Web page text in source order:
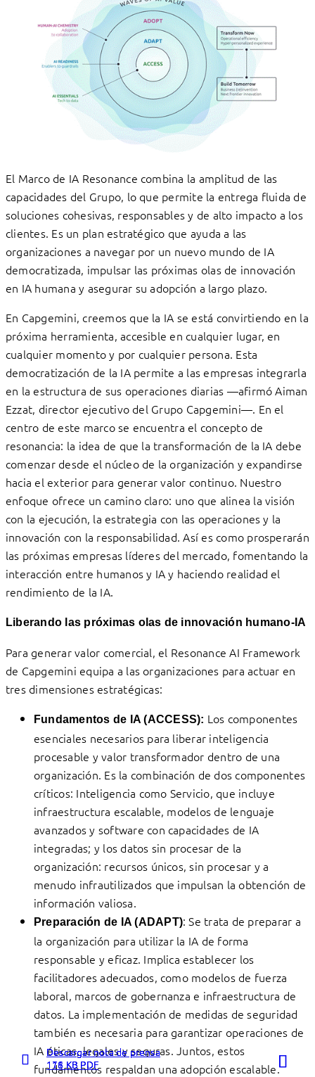
El Marco de IA Resonance combina la amplitud de las
capacidades del Grupo, lo que permite la entrega fluida de
soluciones cohesivas, responsables y de alto impacto a los
clientes. Es un plan estratégico que ayuda a las
organizaciones a navegar por un nuevo mundo de IA
democratizada, impulsar las próximas olas de innovación
en IA humana y asegurar su adopción a largo plazo.
En Capgemini, creemos que la IA se está convirtiendo en la
próxima herramienta, accesible en cualquier lugar, en
cualquier momento y por cualquier persona. Esta
democratización de la IA permite a las empresas integrarla
en la estructura de sus operaciones diarias —afirmó Aiman
​​Ezzat, director ejecutivo del Grupo Capgemini—. En el
centro de este marco se encuentra el concepto de
resonancia: la idea de que la transformación de la IA debe
comenzar desde el núcleo de la organización y expandirse
hacia el exterior para generar valor continuo. Nuestro
enfoque ofrece un camino claro: uno que alinea la visión
con la ejecución, la estrategia con las operaciones y la
innovación con la responsabilidad. Así es como prosperarán
las próximas empresas líderes del mercado, fomentando la
interacción entre humanos y IA y haciendo realidad el
rendimiento de la IA.
Liberando las próximas olas de innovación humano-IA
Para generar valor comercial, el Resonance AI Framework
de Capgemini equipa a las organizaciones para actuar en
tres dimensiones estratégicas:
Fundamentos de IA (ACCESS): Los componentes
esenciales necesarios para liberar inteligencia
procesable y valor transformador dentro de una
organización. Es la combinación de dos componentes
críticos: Inteligencia como Servicio, que incluye
infraestructura escalable, modelos de lenguaje
avanzados y software con capacidades de IA
integradas; y los datos sin procesar de la
organización: recursos únicos, sin procesar y a
menudo infrautilizados que impulsan la obtención de
información valiosa.
Preparación de IA (ADAPT): Se trata de preparar a
la organización para utilizar la IA de forma
responsable y eficaz. Implica establecer los
facilitadores adecuados, como modelos de fuerza
laboral, marcos de gobernanza e infraestructura de
datos. La implementación de medidas de seguridad
también es necesaria para garantizar operaciones de
IA éticas, legales y seguras. Juntos, estos
fundamentos respaldan una adopción escalable.
Descargar nota de prensa
111 KB PDF
Descargar nota de prensa
116 KB PDF
Descargar nota de prensa
178 KB PDF